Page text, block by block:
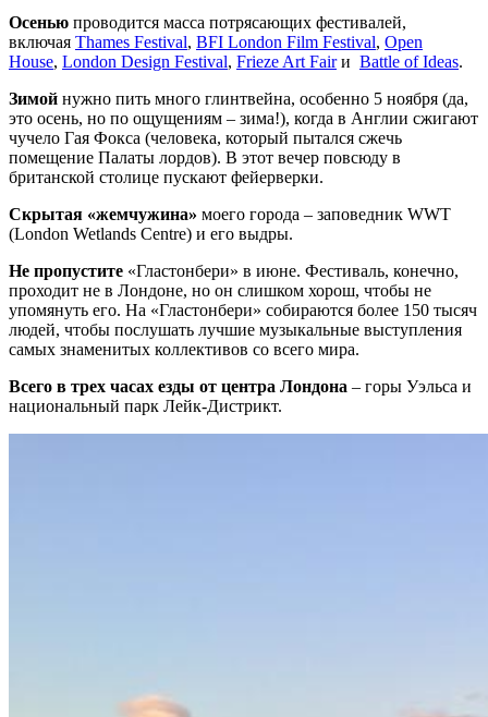
Осенью проводится масса потрясающих фестивалей,
включая Thames Festival, BFI London Film Festival, Open
House, London Design Festival, Frieze Art Fairи Battle of Ideas.
Зимой нужно пить много глинтвейна, особенно 5 ноября (да,
это осень, но по ощущениям – зима!), когда в Англии сжигают
чучело Гая Фокса (человека, который пытался сжечь
помещение Палаты лордов). В этот вечер повсюду в
британской столице пускают фейерверки.
Скрытая «жемчужина» моего города – заповедник WWT
(London Wetlands Centre) и его выдры.
Не пропустите «Гластонбери» в июне. Фестиваль, конечно,
проходит не в Лондоне, но он слишком хорош, чтобы не
упомянуть его. На «Гластонбери» собираются более 150 тысяч
людей, чтобы послушать лучшие музыкальные выступления
самых знаменитых коллективов со всего мира.
Всего в трех часах езды от центра Лондона – горы Уэльса и
национальный парк Лейк-Дистрикт.